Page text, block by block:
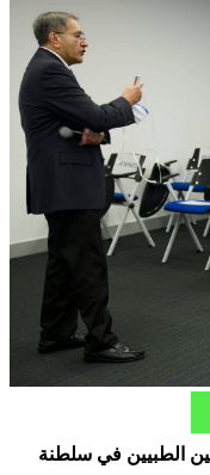
الطبيين في سلطنة